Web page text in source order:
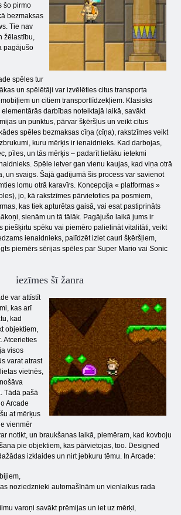
šo pirmo
bezmaksas
Tie nav
žēlastību,
pagājušo
spēles tur
un spēlētāji var izvēlēties citus transporta
un citiem transportlīdzekļiem. Klasisks
darbības noteiktajā laikā, savākt
un punktus, pārvar šķēršļus un veikt citus
spēles bezmaksas cīņa (cīņa), rakstzīmes veikt
kuru mērķis ir ienaidnieks. Kad darbojas,
pīles, un tās mērķis – padarīt lielāku ietekmi
Spēle ietver gan vienu kaujas, kad viņa otrā
un svaigs. Šajā gadījumā šis process var savienot
lomu otrā karavīrs. Koncepcija « platformas »
jo, kā rakstzīmes pārvietoties pa posmiem,
kas tiek apturētas gaisā, vai esat pastiprināts
sienām un tā tālāk. Pagājušo laikā jums ir
piešķirtu spēku vai piemēro palielināt vitalitāti, veikt
ienaidnieks, palīdzēt iziet cauri šķēršļiem,
piemērs sērijas spēles par Super Mario vai Sonic
iezīmes šī žanra
var attīstīt
kas arī
kad
objektiem,
Atcerieties
visos
varat atrast
vietnēs,
Tādā pašā
Arcade
at mērķus
vienmēr
notikt, un braukšanas laikā, piemēram, kad kovboju
pie objektiem, kas pārvietojas, too. Designed
izklaides un nirt jebkuru tēmu. In Arcade:
noziedznieki automašīnām un vienlaikus rada
varoņi savākt prēmijas un iet uz mērķi,